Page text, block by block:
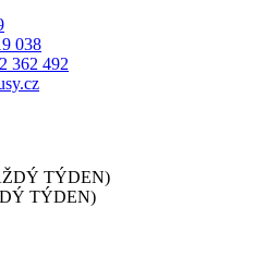
038
362 492
TÝDEN)
TÝDEN)